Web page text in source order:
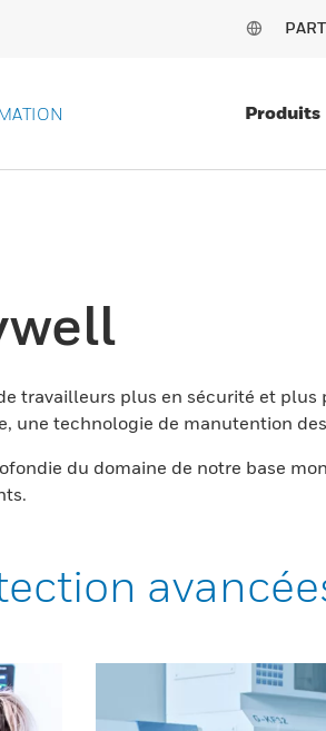
Produits
travailleurs plus en sécurité et
une technologie de manutention
du domaine de notre base